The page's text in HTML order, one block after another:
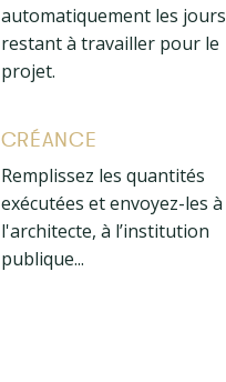
automatiquement les jours
restant à travailler pour le
projet.
CRÉANCE
Remplissez les quantités
exécutées et envoyez-les à
l'architecte, à l’institution
publique...